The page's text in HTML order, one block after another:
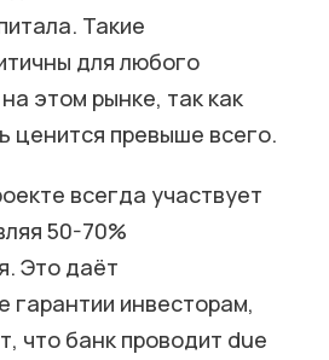
Такие
для любого
этом рынке, так как
ценится превыше всего.
всегда участвует
50-70%
Это даёт
гарантии инвесторам,
что банк проводит due